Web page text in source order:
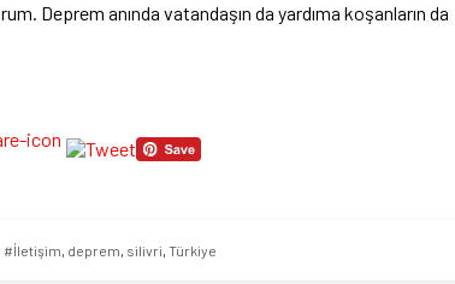
Deprem anında vatandaşın da yardıma koşanların da
#İletişim, deprem, silivri, Türkiye